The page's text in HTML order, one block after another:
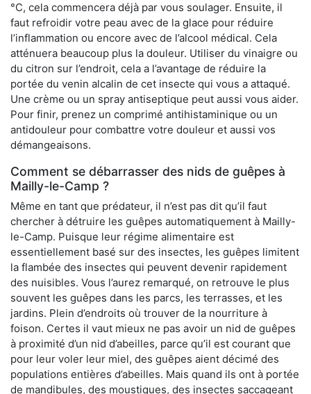
°C, cela commencera déjà par vous soulager. Ensuite, il
faut refroidir votre peau avec de la glace pour réduire
l’inflammation ou encore avec de l’alcool médical. Cela
atténuera beaucoup plus la douleur. Utiliser du vinaigre ou
du citron sur l’endroit, cela a l’avantage de réduire la
portée du venin alcalin de cet insecte qui vous a attaqué.
Une crème ou un spray antiseptique peut aussi vous aider.
Pour finir, prenez un comprimé antihistaminique ou un
antidouleur pour combattre votre douleur et aussi vos
démangeaisons.
Comment se débarrasser des nids de guêpes à
Mailly-le-Camp ?
Même en tant que prédateur, il n’est pas dit qu’il faut
chercher à détruire les guêpes automatiquement à Mailly-
le-Camp. Puisque leur régime alimentaire est
essentiellement basé sur des insectes, les guêpes limitent
la flambée des insectes qui peuvent devenir rapidement
des nuisibles. Vous l’aurez remarqué, on retrouve le plus
souvent les guêpes dans les parcs, les terrasses, et les
jardins. Plein d’endroits où trouver de la nourriture à
foison. Certes il vaut mieux ne pas avoir un nid de guêpes
à proximité d’un nid d’abeilles, parce qu’il est courant que
pour leur voler leur miel, des guêpes aient décimé des
populations entières d’abeilles. Mais quand ils ont à portée
de mandibules, des moustiques, des insectes saccageant